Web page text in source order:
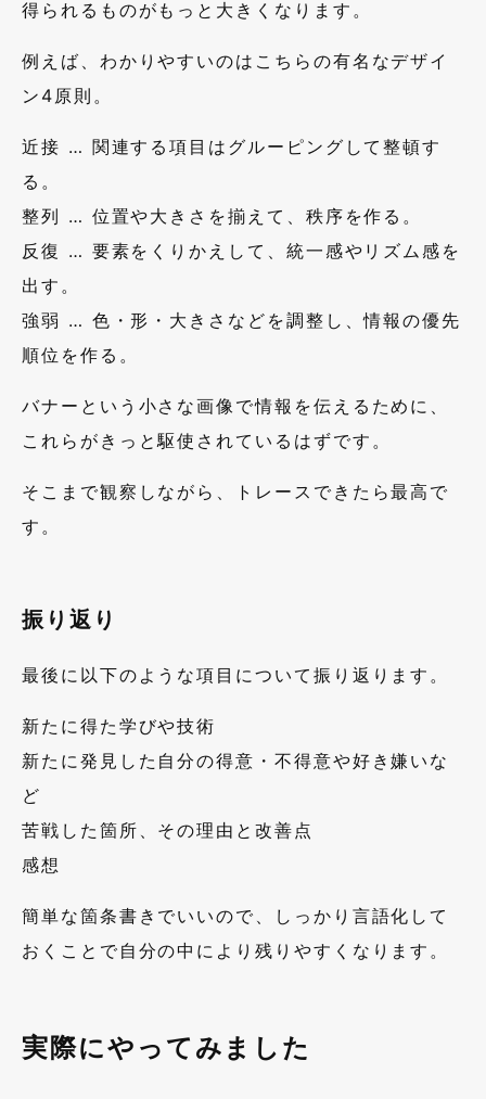
得られるものがもっと大きくなります。
例えば、わかりやすいのはこちらの有名なデザイ
ン4原則。
近接 … 関連する項目はグルーピングして整頓す
る。
整列 … 位置や大きさを揃えて、秩序を作る。
反復 … 要素をくりかえして、統一感やリズム感を
出す。
強弱 … 色・形・大きさなどを調整し、情報の優先
順位を作る。
バナーという小さな画像で情報を伝えるために、
これらがきっと駆使されているはずです。
そこまで観察しながら、トレースできたら最高で
す。
振り返り
最後に以下のような項目について振り返ります。
新たに得た学びや技術
新たに発見した自分の得意・不得意や好き嫌いな
ど
苦戦した箇所、その理由と改善点
感想
簡単な箇条書きでいいので、しっかり言語化して
おくことで自分の中により残りやすくなります。
実際にやってみました